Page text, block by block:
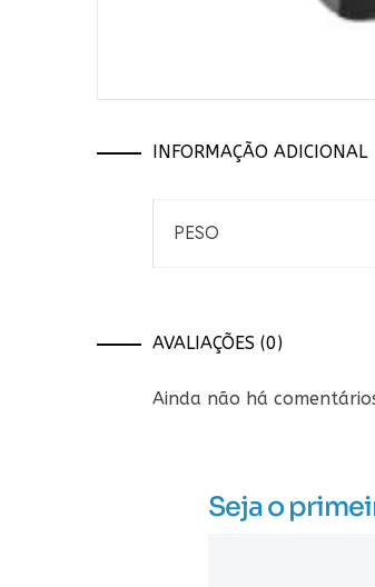
INFORMAÇÃO ADICIONAL
PESO
AVALIAÇÕES (0)
Ainda não há
Seja o